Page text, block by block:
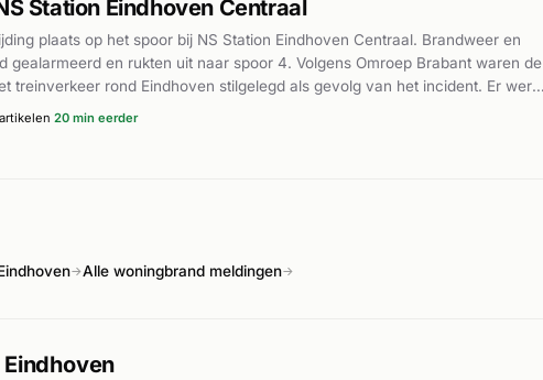
Station Eindhoven Centraal
plaats op het spoor bij NS Station Eindhoven Centraal. Brandweer en
gealarmeerd en rukten uit naar spoor 4. Volgens Omroep Brabant waren de
treinverkeer rond Eindhoven stilgelegd als gevolg van het incident. Er werd
gebeurde hebben zien aankomen. De omvang van gewonden en
20 min eerder
→Alle woningbrand meldingen→